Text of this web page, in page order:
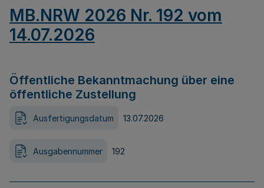
MB.NRW 2026 Nr. 192 vom
14.07.2026
Öffentliche Bekanntmachung über eine
öffentliche Zustellung
Ausfertigungsdatum 13.07.2026
Ausgabennummer 192